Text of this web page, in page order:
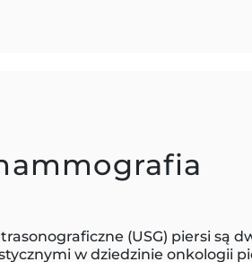
(USG) piersi są
w dziedzinie onkologii